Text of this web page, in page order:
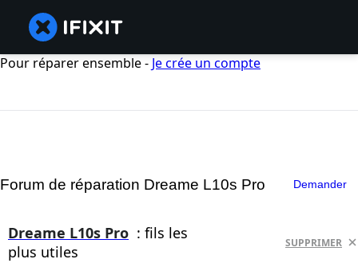
Pour réparer ensemble - Je crée un compte
Forum de réparation Dreame L10s Pro Demander
Dreame L10s Pro : fils les
plus utiles
SUPPRIMER